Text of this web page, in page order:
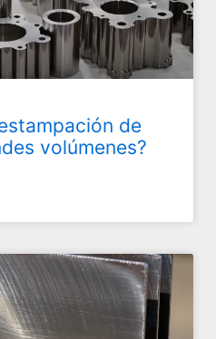
de
volúmenes?